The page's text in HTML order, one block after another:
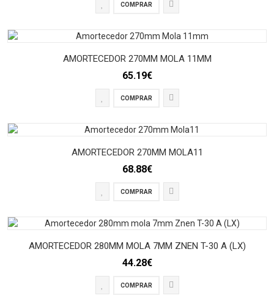
COMPRAR
AMORTECEDOR 270MM MOLA 11MM
65.19€
COMPRAR
AMORTECEDOR 270MM MOLA11
68.88€
COMPRAR
AMORTECEDOR 280MM MOLA 7MM ZNEN T-30 A (LX)
44.28€
COMPRAR